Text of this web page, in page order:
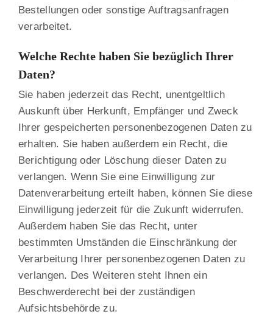
Bestellungen oder sonstige Auftragsanfragen
verarbeitet.
Welche Rechte haben Sie bezüglich Ihrer
Daten?
Sie haben jederzeit das Recht, unentgeltlich
Auskunft über Herkunft, Empfänger und Zweck
Ihrer gespeicherten personenbezogenen Daten zu
erhalten. Sie haben außerdem ein Recht, die
Berichtigung oder Löschung dieser Daten zu
verlangen. Wenn Sie eine Einwilligung zur
Datenverarbeitung erteilt haben, können Sie diese
Einwilligung jederzeit für die Zukunft widerrufen.
Außerdem haben Sie das Recht, unter
bestimmten Umständen die Einschränkung der
Verarbeitung Ihrer personenbezogenen Daten zu
verlangen. Des Weiteren steht Ihnen ein
Beschwerderecht bei der zuständigen
Aufsichtsbehörde zu.